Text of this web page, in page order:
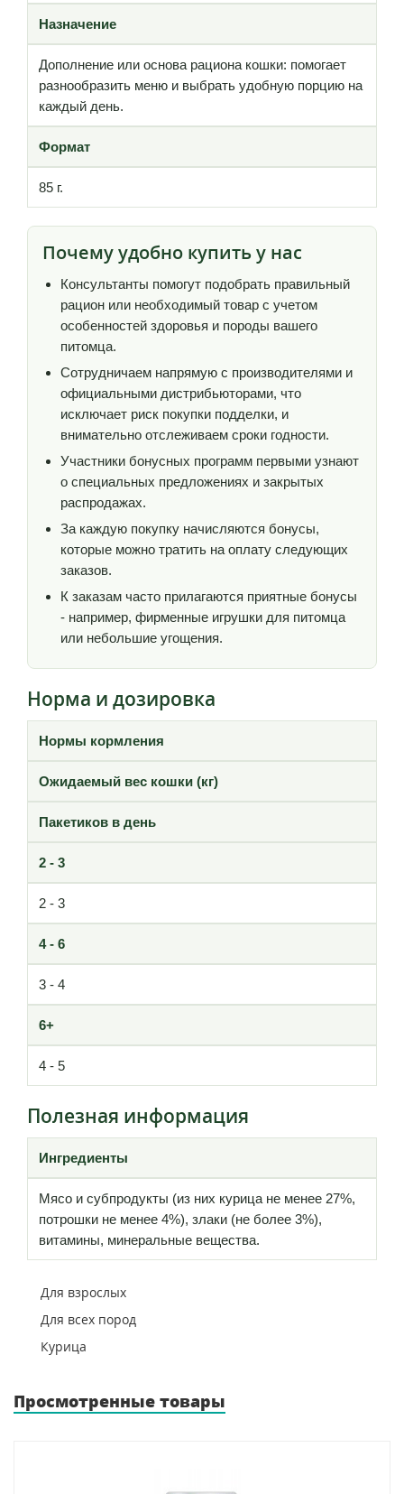
Назначение
Дополнение или основа рациона кошки: помогает
разнообразить меню и выбрать удобную порцию на
каждый день.
Формат
85 г.
Почему удобно купить у нас
Консультанты помогут подобрать правильный
рацион или необходимый товар с учетом
особенностей здоровья и породы вашего
питомца.
Сотрудничаем напрямую с производителями и
официальными дистрибьюторами, что
исключает риск покупки подделки, и
внимательно отслеживаем сроки годности.
Участники бонусных программ первыми узнают
о специальных предложениях и закрытых
распродажах.
За каждую покупку начисляются бонусы,
которые можно тратить на оплату следующих
заказов.
К заказам часто прилагаются приятные бонусы
- например, фирменные игрушки для питомца
или небольшие угощения.
Норма и дозировка
Нормы кормления
Ожидаемый вес кошки (кг)
Пакетиков в день
2 - 3
2 - 3
4 - 6
3 - 4
6+
4 - 5
Полезная информация
Ингредиенты
Мясо и субпродукты (из них курица не менее 27%,
потрошки не менее 4%), злаки (не более 3%),
витамины, минеральные вещества.
Для взрослых
Для всех пород
Курица
Просмотренные товары